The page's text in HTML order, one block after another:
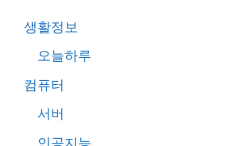
생활정보
오늘하루
컴퓨터
서버
인공지능